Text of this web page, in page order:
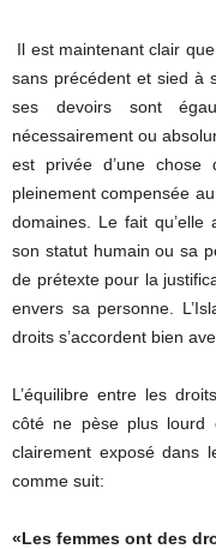
Il est maintenant clair
sans précédent et sied à
ses devoirs sont
nécessairement ou
est privée d’une
pleinement compensée
domaines. Le fait qu’elle
son statut humain ou sa
de prétexte pour la
envers sa personne.
droits s’accordent bien
L’équilibre entre les
côté ne pèse plus lourd
clairement exposé dans
comme suit:
«Les femmes ont des